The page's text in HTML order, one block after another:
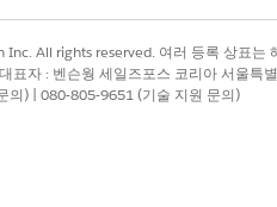
사례 레코드의 생성 일자에서
할당합니다.
사례 레코드의 계정 ID 필드를
All rights reserved. 여러 등록 상표는
표자 : 벤슨웡 세일즈포스 코리아 서울
의) | 080-805-9651 (기술 지원 문의)